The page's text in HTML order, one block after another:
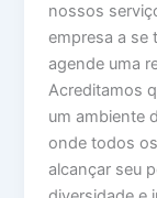
nossos
empresa a se
agende uma
Acreditamos
um ambiente
onde todos
alcançar seu